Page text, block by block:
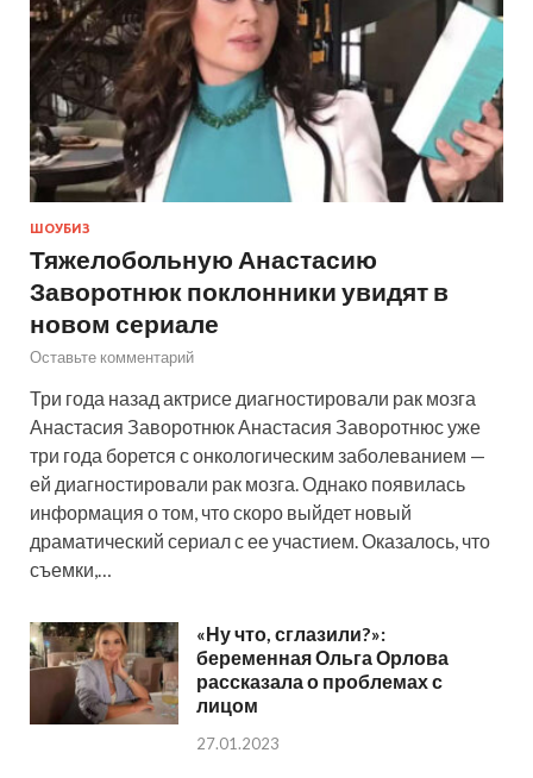
ШОУБИЗ
Тяжелобольную Анастасию
Заворотнюк поклонники увидят в
новом сериале
Оставьте комментарий
Три года назад актрисе диагностировали рак мозга
Анастасия Заворотнюк Анастасия Заворотнюс уже
три года борется с онкологическим заболеванием —
ей диагностировали рак мозга. Однако появилась
информация о том, что скоро выйдет новый
драматический сериал с ее участием. Оказалось, что
съемки,…
«Ну что, сглазили?»:
беременная Ольга Орлова
рассказала о проблемах с
лицом
27.01.2023